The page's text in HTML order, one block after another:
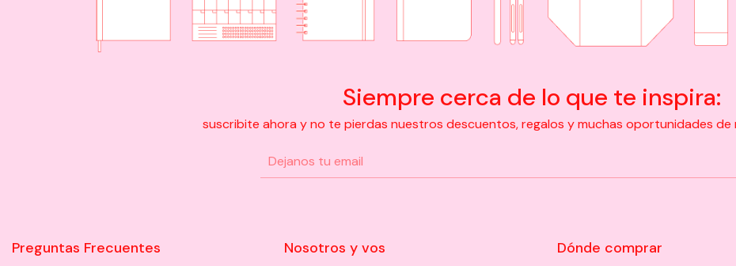
Siempre cerca de lo que te inspira:
suscribite ahora y no te pierdas nuestros descuentos, regalos y muchas oportunidades
Preguntas Frecuentes Nosotros y vos Dónde comprar